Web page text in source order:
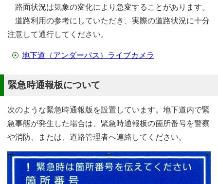
路面状況は気象の変化により急変することがあります。
道路利用の参考にしていただき、実際の道路状況に十分
注意して通行してください。
地下道（アンダーパス）ライブカメラ
緊急時通報板について
次のような緊急時通報版を設置しています。地下道内で緊
急事態が発生した場合は、緊急時通報板の箇所番号を警察
や消防、または、道路管理者へ連絡してください。